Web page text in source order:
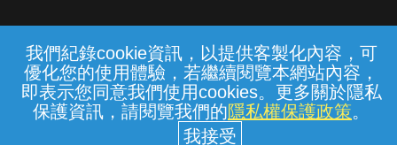
我們紀錄cookie資訊，以提供客製化內容，可
優化您的使用體驗，若繼續閱覽本網站內容，
即表示您同意我們使用cookies。更多關於隱私
保護資訊，請閱覽我們的隱私權保護政策。
常見問題 線上客服 服務條款 隱私權保護
中華電信股份有限公司個人家庭分公司
(統一編號：96979949) © 2026
{{notifyMsg}}